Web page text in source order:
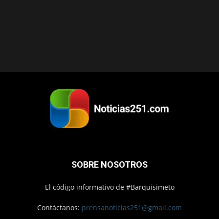
SOBRE NOSOTROS
El código informativo de #Barquisimeto
Contáctanos: prensanoticias251@gmail.com